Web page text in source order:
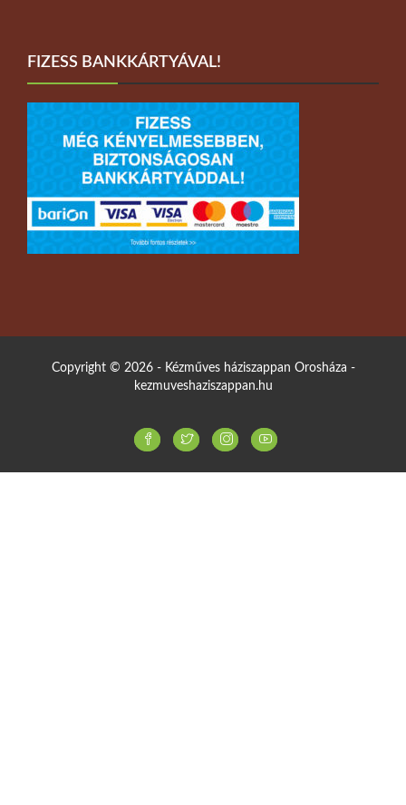
FIZESS BANKKÁRTYÁVAL!
Copyright © 2026 - Kézműves háziszappan Orosháza -
kezmuveshaziszappan.hu